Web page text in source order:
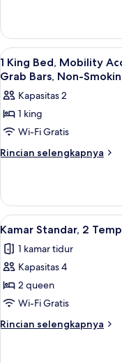
Room,
Bathtub
with
Grab
Bars,
Non
Smoking
1
King
Bed,
Mobility
Room,
Bathtub
Grab
Bars,
Non
Lihat
semua
foto
untuk
1
King
Bed,
Studio
Suite,
Bathtub
with
Grab
Bars,
Non-
Smoking
4
1 King Bed, Mobility
Grab Bars, Non-
Kapasitas 2
1 king
Wi-Fi Gratis
Rincian selengkapnya
Rincian
1
King
Bed,
Accessible
Studio
Bathtub
with
Bars,
Lihat
semua
foto
untuk
Kamar
Standar,
2
Tempat
2
Kamar Standar, 2
1 kamar tidur
Kapasitas 4
2 queen
Wi-Fi Gratis
Rincian selengkapnya
Rincian